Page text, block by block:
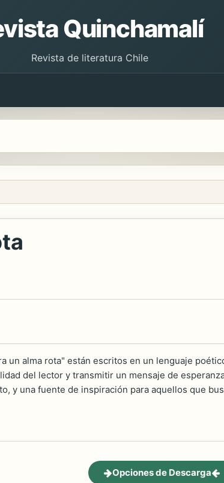
Quinchamalí
Revista de literatura Chile
un alma rota" están escritos en un lenguaje
del lector y transmitir un mensaje de
y una fuente de inspiración para aquellos que
Opciones de Descarga